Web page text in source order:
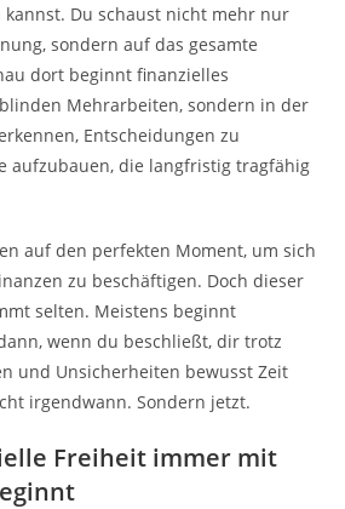
Du schaust nicht mehr nur
sondern auf das gesamte
dort beginnt finanzielles
Mehrarbeiten, sondern in der
Entscheidungen zu
aufzubauen, die langfristig tragfähig
auf den perfekten Moment, um sich
zu beschäftigen. Doch dieser
selten. Meistens beginnt
wenn du beschließt, dir trotz
und Unsicherheiten bewusst Zeit
irgendwann. Sondern jetzt.
Freiheit immer mit